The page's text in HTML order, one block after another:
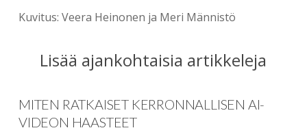
Kuvitus: Veera Heinonen ja Meri Männistö
Lisää ajankohtaisia artikkeleja
MITEN RATKAISET KERRONNALLISEN AI-
VIDEON HAASTEET